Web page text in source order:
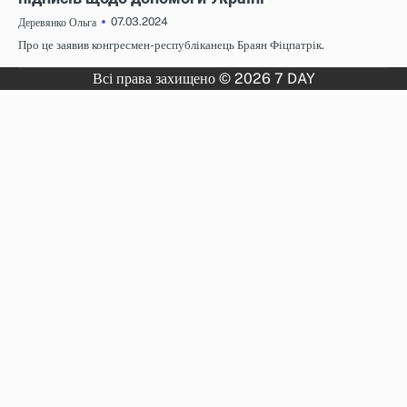
Деревянко Ольга
07.03.2024
Про це заявив конгресмен-республіканець Браян Фіцпатрік.
Всі права захищено © 2026 7 DAY